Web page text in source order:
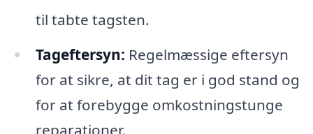
til tabte tagsten.
Tageftersyn: Regelmæssige eftersyn
for at sikre, at dit tag er i god stand og
for at forebygge omkostningstunge
reparationer.